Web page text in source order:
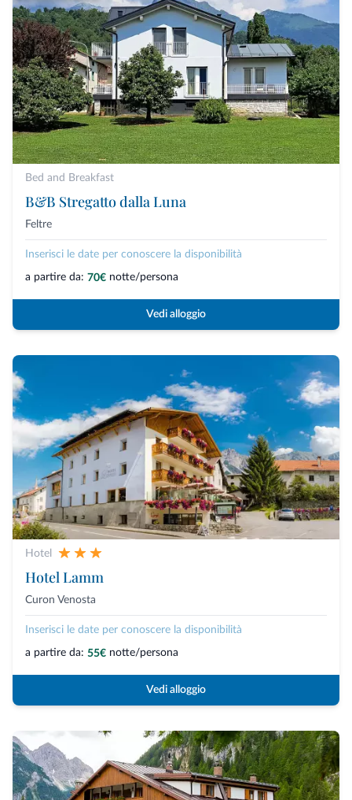
Bed and Breakfast
B&B Stregatto dalla Luna
Feltre
Inserisci le date per conoscere la disponibilità
a partire da: 70€ notte/persona
Vedi alloggio
Hotel
Hotel Lamm
Curon Venosta
Inserisci le date per conoscere la disponibilità
a partire da: 55€ notte/persona
Vedi alloggio